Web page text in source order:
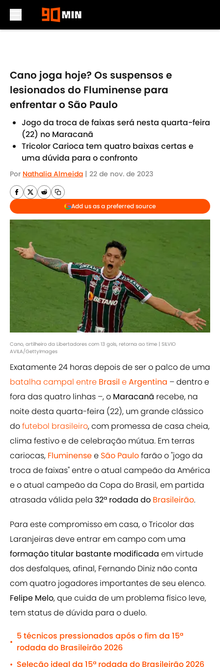
Cano joga hoje? Os suspensos e
lesionados do Fluminense para
enfrentar o São Paulo
Jogo da troca de faixas será nesta quarta-feira
(22) no Maracanã
Tricolor Carioca tem quatro baixas certas e
uma dúvida para o confronto
Por Nathalia Almeida | 22 de nov. de 2023
Add us as a preferred source
Cano, artilheiro da Libertadores com 13 gols, retorna ao time | SILVIO
AVILA/GettyImages
Exatamente 24 horas depois de ser o palco de uma
batalha campal entre Brasil eArgentina – dentro e
fora das quatro linhas –, o Maracanã recebe, na
noite desta quarta-feira (22), um grande clássico
dofutebol brasileiro, com promessa de casa cheia,
clima festivo e de celebração mútua. Em terras
cariocas, Fluminensee São Paulofarão o "jogo da
troca de faixas" entre o atual campeão da América
e o atual campeão da Copa do Brasil, em partida
atrasada válida pela 32ª rodada do Brasileirão.
Para este compromisso em casa, o Tricolor das
Laranjeiras deve entrar em campo com uma
formação titular bastante modificada em virtude
dos desfalques, afinal, Fernando Diniz não conta
com quatro jogadores importantes de seu elenco.
Felipe Melo, que cuida de um problema físico leve,
tem status de dúvida para o duelo.
•
5 técnicos pressionados após o fim da 15ª
rodada do Brasileirão 2026
• Seleção ideal da 15ª rodada do Brasileirão 2026